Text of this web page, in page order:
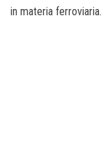
in materia ferroviaria.